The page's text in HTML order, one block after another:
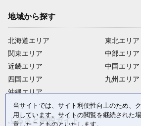
地域から探す
北海道エリア
関東エリア
近畿エリア
四国エリア
沖縄エリア
東北エリア
中部エリア
中国エリア
九州エリア
ふるさと納税ガイド
当サイトでは、サイト利便性向上のため、
用しています。サイトの閲覧を継続された
意したことものといたします。